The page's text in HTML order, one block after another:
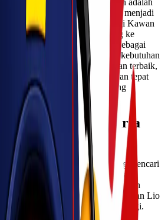
Namun, ada satu hal lagi yang menjadi
barang, yaitu harga! Bagi Kawan
dan ingin mengirimkan barang ke
lagi. Lionel Express hadir sebagai
Kendari yang siap memenuhi kebutuhan
tarif bersaing dan layanan terbaik,
sampai dengan selamat dan tepat
dalam tentang apa saja yang
Cargo Murah Jakarta
utama bagi Kawan Lio yang mencari
Kami memahami pentingnya
dan aman. Dengan pengalaman
logistik, kami siap membantu Kawan Lio
tujuan dengan efisiensi tinggi.